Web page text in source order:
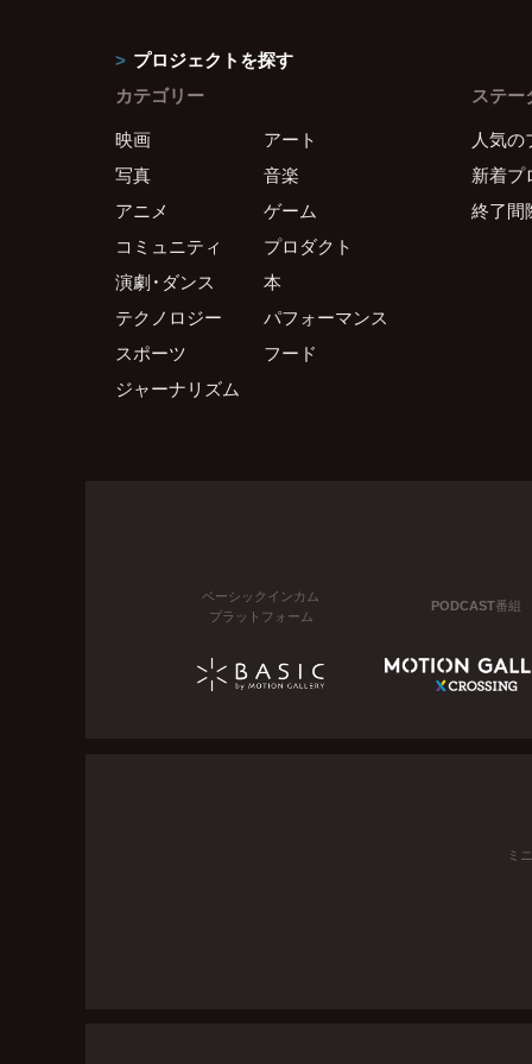
プロジェクトを探す
カテゴリー
映画
アート
写真
音楽
アニメ
ゲーム
コミュニティ
プロダクト
演劇・ダンス
本
テクノロジー
パフォーマンス
スポーツ
フード
ジャーナリズム
ステー
人気の
新着プ
終了間
ベーシックインカム
プラットフォーム
PODCAST番組
ミ